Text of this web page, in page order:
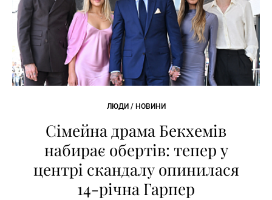
ЛЮДИ / НОВИНИ
Сімейна драма Бекхемів
набирає обертів: тепер у
центрі скандалу опинилася
14-річна Гарпер